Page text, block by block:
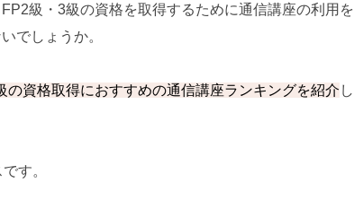
級・3級の資格を取得するために通信講座の利用を
でしょうか。
の資格取得におすすめの通信講座ランキングを紹介 し
す。